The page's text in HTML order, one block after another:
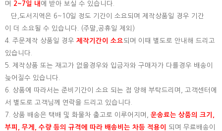
며
2~7일 내 에 받아 보실 수 있습니다.
단,도서지역은 6~10일 정도 기간이 소요되며 제작상품일 경우 기간
이 더 소요될 수 있습니다. (주말,공휴일 제외)
4. 주문제작 상품일 경우 제작기간이 소요되며 이때 별도로 안내해 드리고
있습니다.
5. 제작상품 또는 재고가 없을경우와 입금자와 구매자가 다를경우 배송이
늦어질수 있습니다.
6. 상품에 따라서는 준비기간이 소요 되는 점 양해 부탁드리며, 고객센터에
서 별도로 고객님께 연락을 드리고 있습니다.
7. 상품 배송은 택배 및 화물차 출고로 이루어지며, 운송료는 상품의 크기,
부피, 무게, 수량 등의 규격에 따라 배송비는 차등 적용이
되며 무료배송이